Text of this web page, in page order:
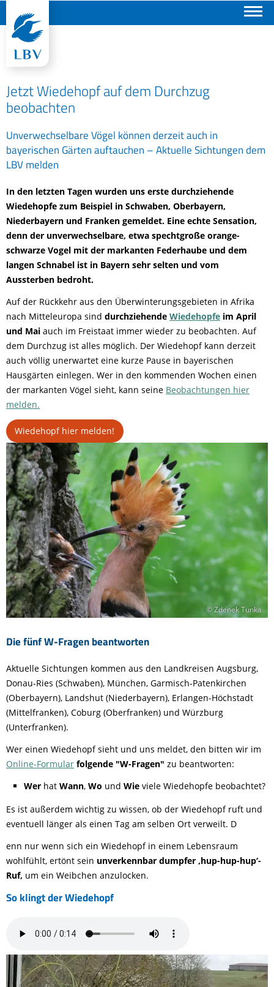
Jetzt Wiedehopf auf dem Durchzug
beobachten
Unverwechselbare Vögel können derzeit auch in
bayerischen Gärten auftauchen – Aktuelle Sichtungen dem
LBV melden
In den letzten Tagen wurden uns erste durchziehende
Wiedehopfe zum Beispiel in Schwaben, Oberbayern,
Niederbayern und Franken gemeldet. Eine echte Sensation,
denn der unverwechselbare, etwa spechtgroße orange-
schwarze Vogel mit der markanten Federhaube und dem
langen Schnabel ist in Bayern sehr selten und vom
Aussterben bedroht.
Auf der Rückkehr aus den Überwinterungsgebieten in Afrika
nach Mitteleuropa sind durchziehende Wiedehopfe im April
und Mai auch im Freistaat immer wieder zu beobachten. Auf
dem Durchzug ist alles möglich. Der Wiedehopf kann derzeit
auch völlig unerwartet eine kurze Pause in bayerischen
Hausgärten einlegen. Wer in den kommenden Wochen einen
der markanten Vögel sieht, kann seine Beobachtungen hier
melden.
Wiedehopf hier melden!
Die fünf W-Fragen beantworten
© Zdenek Tunka
Aktuelle Sichtungen kommen aus den Landkreisen Augsburg,
Donau-Ries (Schwaben), München, Garmisch-Patenkirchen
(Oberbayern), Landshut (Niederbayern), Erlangen-Höchstadt
(Mittelfranken), Coburg (Oberfranken) und Würzburg
(Unterfranken).
Wer einen Wiedehopf sieht und uns meldet, den bitten wir im
Online-Formular folgende "W-Fragen" zu beantworten:
Werhat Wann, Wo und Wieviele Wiedehopfe beobachtet?
Es ist außerdem wichtig zu wissen, ob der Wiedehopf ruft und
eventuell länger als einen Tag am selben Ort verweilt. D
enn nur wenn sich ein Wiedehopf in einem Lebensraum
wohlfühlt, ertönt sein unverkennbar dumpfer ‚hup-hup-hup‘-
Ruf, um ein Weibchen anzulocken.
So klingt der Wiedehopf